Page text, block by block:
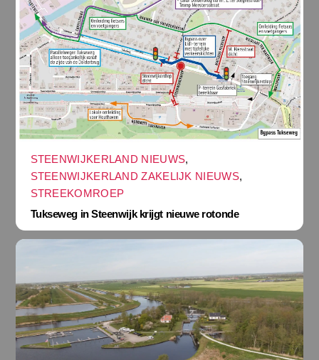
STEENWIJKERLAND NIEUWS,
STEENWIJKERLAND ZAKELIJK NIEUWS,
STREEKOMROEP
Tukseweg in Steenwijk krijgt nieuwe rotonde